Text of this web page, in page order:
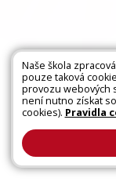
Všechna
Mapa
o
Naše škola
pouze taková
provozu webových
není nutno získat
cookies). Pravidla